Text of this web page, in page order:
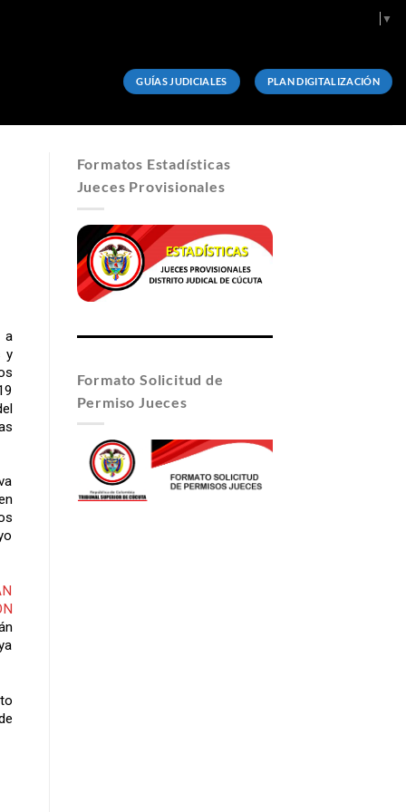
▼
GUÍAS JUDICIALES PLAN DIGITALIZACIÓN
a
y
Formatos Estadísticas
Jueces Provisionales
Formato Solicitud de
Permiso Jueces